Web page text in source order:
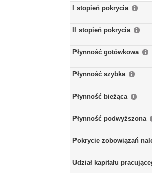
I stopień pokrycia
II stopień pokrycia
Płynność gotówkowa
Płynność szybka
Płynność bieżąca
Płynność podwyższona
Pokrycie zobowiązań
Udział kapitału